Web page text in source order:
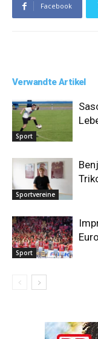
Facebook
Verwandte Artikel
Sport
Sportvereine
Sport